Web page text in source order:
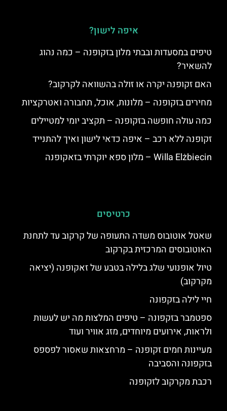
איפה לישון?
טיפים במסעדות ובבתי מלון בזקופנה – כמה נהוג
להשאיר?
האם זקופנה יקרה או זולה בהשוואה לקרקוב?
מחירים בזקופנה – מלונות, אוכל, תחבורה ואטרקציות
כמה עולה חופשה בזקופנה – תקציב יומי למטיילים
זקופנה ללא רכב – איפה כדאי לישון ואיך להתנייד
Willa Elżbiecin – מלון ספא יוקרתי בזאקופנה
כרטיסים
שאטל אוטובוס משדה התעופה של קרקוב עד לתחנת
האוטובוסים המרכזית בקרקוב
טיול אופנועי שלג בלילה בטבע של זאקופנה (יציאה
מקרקוב)
חיי לילה בזקפונה
ספטמבר בזקפונה – טיפים המלצות מה יש לעשות
ולראות, אירועים מיוחדים, מזג אוויר ועוד
מעיינות חמים זקופנה – מרחצאות שאסור לפספס
בזקפונה והסביבה
רכבת מקרקוב לזקופנה